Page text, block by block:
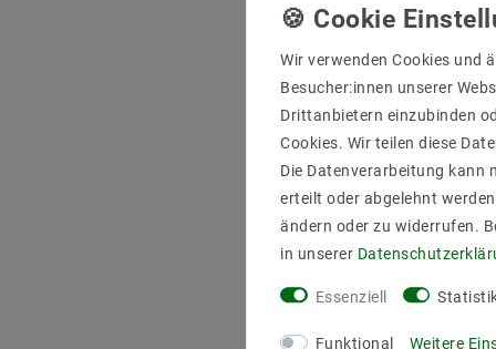
Wir verwenden Cookies und
Besucher:innen unserer
Drittanbietern einzubinden
Cookies. Wir teilen diese
Die Datenverarbeitung kann
erteilt oder abgelehnt
ändern oder zu widerrufen.
in unserer
Essenziell
Funktional Weitere